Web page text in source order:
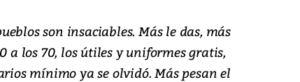
son insaciables. Más le das, más
a los 70, los útiles y uniformes gratis,
mínimo ya se olvidó. Más pesan el